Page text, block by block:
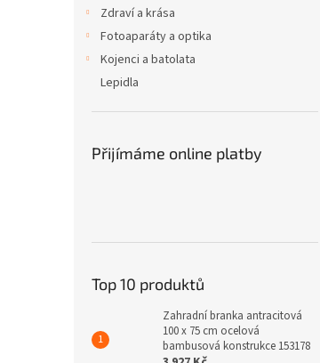
Zdraví a krása
Fotoaparáty a optika
Kojenci a batolata
Lepidla
Přijímáme online platby
Top 10 produktů
Zahradní branka antracitová
100 x 75 cm ocelová
bambusová konstrukce 153178